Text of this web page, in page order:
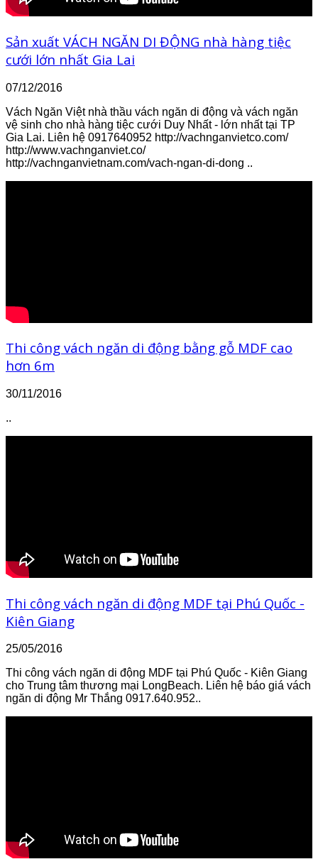
Sản xuất VÁCH NGĂN DI ĐỘNG nhà hàng tiệc
cưới lớn nhất Gia Lai
07/12/2016
Vách Ngăn Việt nhà thầu vách ngăn di động và vách ngăn
vệ sinh cho nhà hàng tiệc cưới Duy Nhất - lớn nhất tại TP
Gia Lai. Liên hệ 0917640952 http://vachnganvietco.com/
http://www.vachnganviet.co/
http://vachnganvietnam.com/vach-ngan-di-dong ..
Thi công vách ngăn di động bằng gỗ MDF cao
hơn 6m
30/11/2016
..
Thi công vách ngăn di động MDF tại Phú Quốc -
Kiên Giang
25/05/2016
Thi công vách ngăn di động MDF tại Phú Quốc - Kiên Giang
cho Trung tâm thương mại LongBeach. Liên hệ báo giá vách
ngăn di động Mr Thắng 0917.640.952..